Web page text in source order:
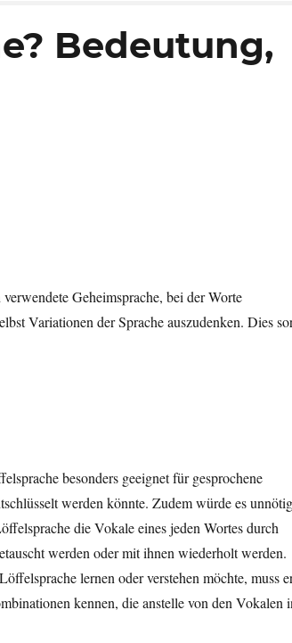
Bedeutung,
Geheimsprache, bei der Worte
Variationen der Sprache auszudenken. Dies
besonders geeignet für gesprochene
werden könnte. Zudem würde es unnötig
die Vokale eines jeden Wortes durch
werden oder mit ihnen wiederholt werden.
lernen oder verstehen möchte, muss
kennen, die anstelle von den Vokalen